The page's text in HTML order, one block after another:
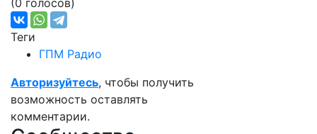
(0 голосов)
Теги
ГПМ Радио
Авторизуйтесь, чтобы получить
возможность оставлять
комментарии.